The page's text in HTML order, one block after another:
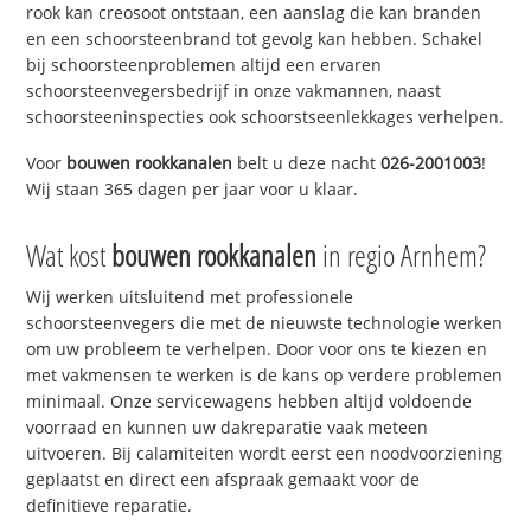
rook kan creosoot ontstaan, een aanslag die kan branden
en een schoorsteenbrand tot gevolg kan hebben. Schakel
bij schoorsteenproblemen altijd een ervaren
schoorsteenvegersbedrijf in onze vakmannen, naast
schoorsteeninspecties ook schoorstseenlekkages verhelpen.
Voor bouwen rookkanalen belt u deze nacht026-2001003!
Wij staan 365 dagen per jaar voor u klaar.
Wat kostbouwen rookkanalen in regio Arnhem?
Wij werken uitsluitend met professionele
schoorsteenvegers die met de nieuwste technologie werken
om uw probleem te verhelpen. Door voor ons te kiezen en
met vakmensen te werken is de kans op verdere problemen
minimaal. Onze servicewagens hebben altijd voldoende
voorraad en kunnen uw dakreparatie vaak meteen
uitvoeren. Bij calamiteiten wordt eerst een noodvoorziening
geplaatst en direct een afspraak gemaakt voor de
definitieve reparatie.